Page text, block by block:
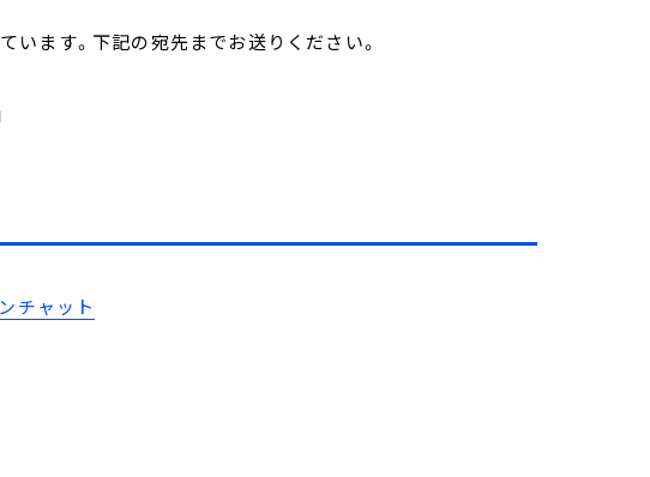
います。下記の宛先までお送りください。
チャット